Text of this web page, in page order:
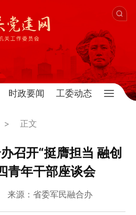
时政要闻 工委动态
> 正文
召开“挺膺担当 融创
青年干部座谈会
来源：省委军民融合办